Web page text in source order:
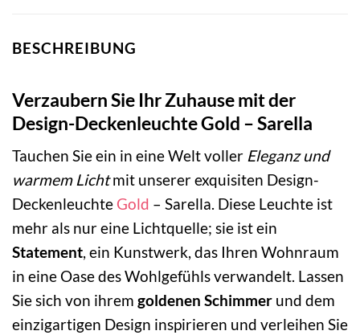
BESCHREIBUNG
Verzaubern Sie Ihr Zuhause mit der
Design-Deckenleuchte Gold – Sarella
Tauchen Sie ein in eine Welt voller Eleganz und
warmem Lichtmit unserer exquisiten Design-
Deckenleuchte Gold – Sarella. Diese Leuchte ist
mehr als nur eine Lichtquelle; sie ist ein
Statement, ein Kunstwerk, das Ihren Wohnraum
in eine Oase des Wohlgefühls verwandelt. Lassen
Sie sich von ihrem goldenen Schimmer und dem
einzigartigen Design inspirieren und verleihen Sie